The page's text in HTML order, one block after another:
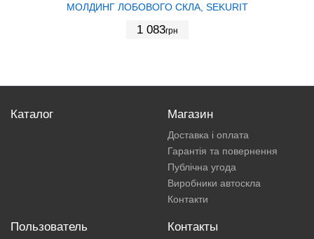
МОЛДИНГ ЛОБОВОГО СКЛА, SEKURIT
1 083грн
Каталог Магазин
Доставка і оплата
Гарантія та повернення
Публічна угода
Виробники автоскла
Контакти
Пользователь Контакты